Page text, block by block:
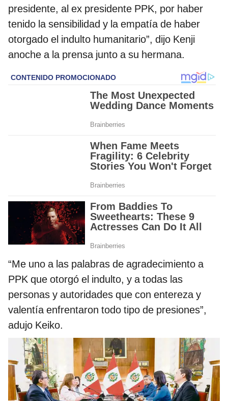
presidente, al ex presidente PPK, por haber
tenido la sensibilidad y la empatía de haber
otorgado el indulto humanitario”, dijo Kenji
anoche a la prensa junto a su hermana.
“Me uno a las palabras de agradecimiento a
PPK que otorgó el indulto, y a todas las
personas y autoridades que con entereza y
valentía enfrentaron todo tipo de presiones”,
adujo Keiko.